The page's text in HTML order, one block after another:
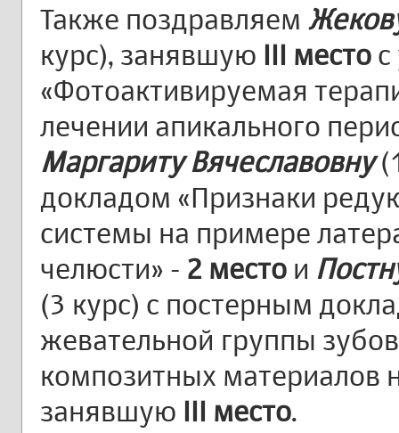
Также поздравляем
курс), занявшую III место
«Фотоактивируемая
лечении апикального
Маргариту Вячеславовну
докладом «Признаки
системы на примере
челюсти» - 2 место и
(3 курс) с постерным
жевательной группы
композитных материалов
занявшую III место.